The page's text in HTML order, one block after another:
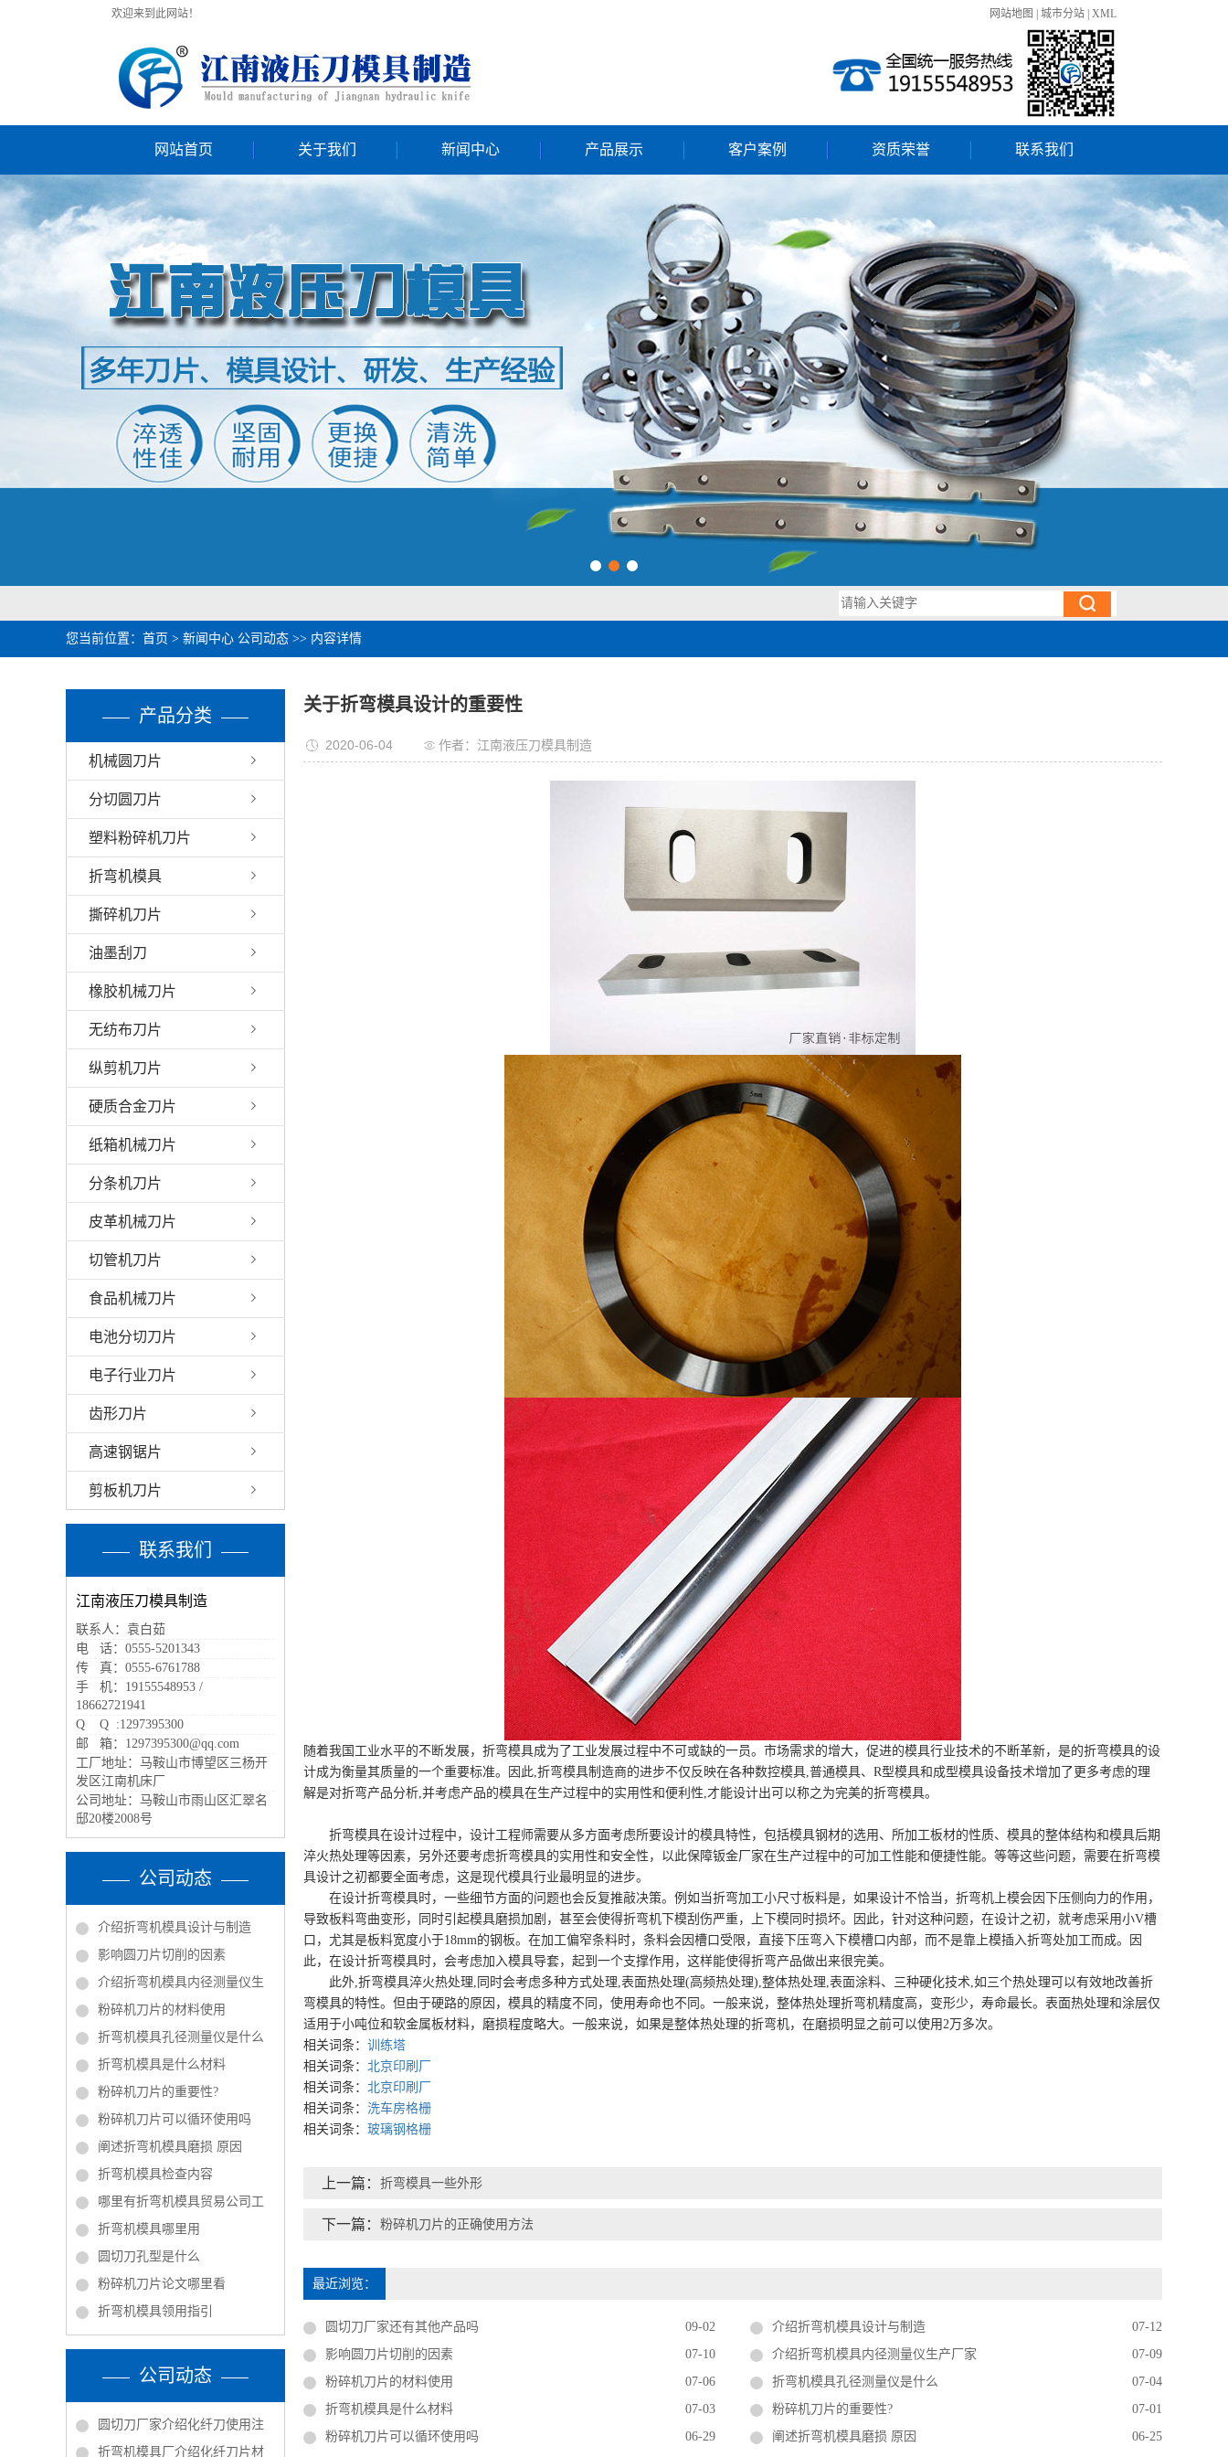
欢迎来到此网站！ 网站地图 城市分站 XML
网站首页 关于我们 新闻中心 产品展示 客户案例 资质荣誉 联系我们
3
您当前位置： 首页 > 新闻中心 公司动态 >> 内容详情
产品分类
机械圆刀片
分切圆刀片
塑料粉碎机刀片
折弯机模具
撕碎机刀片
油墨刮刀
橡胶机械刀片
无纺布刀片
纵剪机刀片
硬质合金刀片
纸箱机械刀片
分条机刀片
皮革机械刀片
切管机刀片
食品机械刀片
电池分切刀片
电子行业刀片
齿形刀片
高速钢锯片
剪板机刀片
联系我们
江南液压刀模具制造
联系人：袁白茹
电 话：0555-5201343
传 真：0555-6761788
手 机：19155548953 /
18662721941
Q Q :1297395300
邮 箱：1297395300@qq.com
工厂地址：马鞍山市博望区三杨开
发区江南机床厂
公司地址：马鞍山市雨山区汇翠名
邸20楼2008号
公司动态
介绍折弯机模具设计与制造
影响圆刀片切削的因素
介绍折弯机模具内径测量仪生
粉碎机刀片的材料使用
折弯机模具孔径测量仪是什么
折弯机模具是什么材料
粉碎机刀片的重要性?
粉碎机刀片可以循环使用吗
阐述折弯机模具磨损 原因
折弯机模具检查内容
哪里有折弯机模具贸易公司工
折弯机模具哪里用
圆切刀孔型是什么
粉碎机刀片论文哪里看
折弯机模具领用指引
公司动态
圆切刀厂家介绍化纤刀使用注
折弯机模具厂介绍化纤刀片材
关于折弯模具设计的重要性
2020-06-04 作者：江南液压刀模具制造
随着我国工业水平的不断发展，折弯模具成为了工业发展过程中不可或缺的一员。市场需求的增大，促进的模具行业技术的不断革新，是的折弯模具的设
计成为衡量其质量的一个重要标准。因此,折弯模具制造商的进步不仅反映在各种数控模具,普通模具、R型模具和成型模具设备技术增加了更多考虑的理
解是对折弯产品分析,并考虑产品的模具在生产过程中的实用性和便利性,才能设计出可以称之为完美的折弯模具。
折弯模具在设计过程中，设计工程师需要从多方面考虑所要设计的模具特性，包括模具钢材的选用、所加工板材的性质、模具的整体结构和模具后期
淬火热处理等因素，另外还要考虑折弯模具的实用性和安全性，以此保障钣金厂家在生产过程中的可加工性能和便捷性能。等等这些问题，需要在折弯模
具设计之初都要全面考虑，这是现代模具行业最明显的进步。
在设计折弯模具时，一些细节方面的问题也会反复推敲决策。例如当折弯加工小尺寸板料是，如果设计不恰当，折弯机上模会因下压侧向力的作用，
导致板料弯曲变形，同时引起模具磨损加剧，甚至会使得折弯机下模刮伤严重，上下模同时损坏。因此，针对这种问题，在设计之初，就考虑采用小V槽
口，尤其是板料宽度小于18mm的钢板。在加工偏窄条料时，条料会因槽口受限，直接下压弯入下模槽口内部，而不是靠上模插入折弯处加工而成。因
此，在设计折弯模具时，会考虑加入模具导套，起到一个支撑作用，这样能使得折弯产品做出来很完美。
此外,折弯模具淬火热处理,同时会考虑多种方式处理,表面热处理(高频热处理),整体热处理,表面涂料、三种硬化技术,如三个热处理可以有效地改善折
弯模具的特性。但由于硬路的原因，模具的精度不同，使用寿命也不同。一般来说，整体热处理折弯机精度高，变形少，寿命最长。表面热处理和涂层仅
适用于小吨位和软金属板材料，磨损程度略大。一般来说，如果是整体热处理的折弯机，在磨损明显之前可以使用2万多次。
相关词条： 训练塔
相关词条： 北京印刷厂
相关词条： 北京印刷厂
相关词条： 洗车房格栅
相关词条： 玻璃钢格栅
上一篇： 折弯模具一些外形
下一篇： 粉碎机刀片的正确使用方法
最近浏览：
圆切刀厂家还有其他产品吗 09-02 介绍折弯机模具设计与制造
07-12
影响圆刀片切削的因素
07-10 介绍折弯机模具内径测量仪生产厂家
07-09
粉碎机刀片的材料使用
07-06 折弯机模具孔径测量仪是什么
07-04
折弯机模具是什么材料
07-03 粉碎机刀片的重要性?
07-01
粉碎机刀片可以循环使用吗
06-29 阐述折弯机模具磨损 原因 06-25